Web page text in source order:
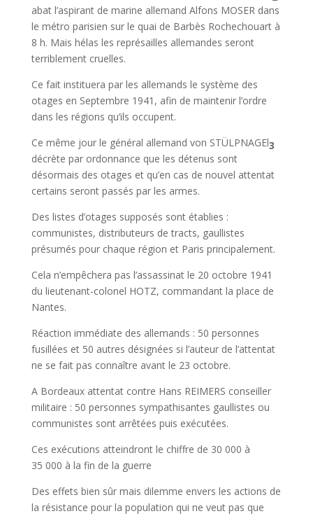
abat l’aspirant de marine allemand Alfons MOSER dans
le métro parisien sur le quai de Barbès Rochechouart à
8 h. Mais hélas les représailles allemandes seront
terriblement cruelles.
Ce fait instituera par les allemands le système des
otages en Septembre 1941, afin de maintenir l’ordre
dans les régions qu’ils occupent.
Ce même jour le général allemand von STÜLPNAGEl3
décrète par ordonnance que les détenus sont
désormais des otages et qu’en cas de nouvel attentat
certains seront passés par les armes.
Des listes d’otages supposés sont établies :
communistes, distributeurs de tracts, gaullistes
présumés pour chaque région et Paris principalement.
Cela n’empêchera pas l’assassinat le 20 octobre 1941
du lieutenant-colonel HOTZ, commandant la place de
Nantes.
Réaction immédiate des allemands : 50 personnes
fusillées et 50 autres désignées si l’auteur de l’attentat
ne se fait pas connaître avant le 23 octobre.
A Bordeaux attentat contre Hans REIMERS conseiller
militaire : 50 personnes sympathisantes gaullistes ou
communistes sont arrêtées puis exécutées.
Ces exécutions atteindront le chiffre de 30 000 à
35 000 à la fin de la guerre
Des effets bien sûr mais dilemme envers les actions de
la résistance pour la population qui ne veut pas que